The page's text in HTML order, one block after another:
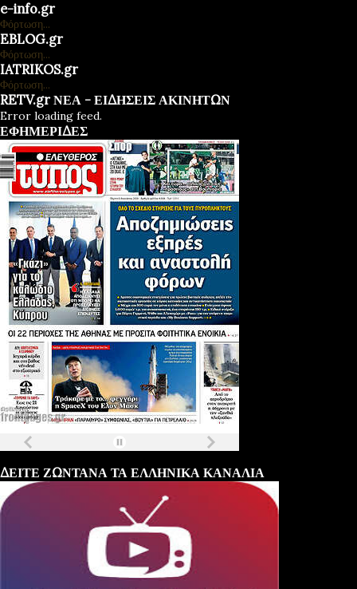
e-info.gr
Φόρτωση...
EBLOG.gr
Φόρτωση...
IATRIKOS.gr
Φόρτωση...
RETV.gr ΝΕΑ - ΕΙΔΗΣΕΙΣ ΑΚΙΝΗΤΩΝ
Error loading feed.
ΕΦΗΜΕΡΙΔΕΣ
ΔΕΙΤΕ ΖΩΝΤΑΝΑ ΤΑ ΕΛΛΗΝΙΚΑ ΚΑΝΑΛΙΑ